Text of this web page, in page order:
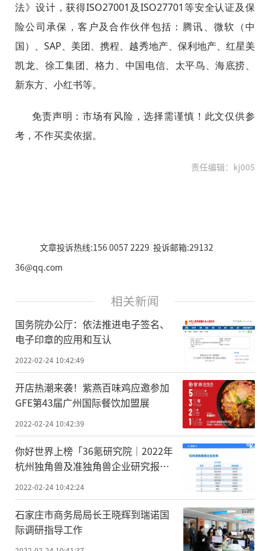
法》设计，获得ISO27001及ISO27701等安全认证及保
险公司承保，客户及合作伙伴包括：腾讯、微软（中
国）、SAP、美团、携程、越秀地产、保利地产、红星美
凯龙、徐工集团、格力、中国电信、太平鸟、海底捞、
新东方、小红书等。
免责声明：市场有风险，选择需谨慎！此文仅供参
考，不作买卖依据。
责任编辑：kj005
文章投诉热线:156 0057 2229 投诉邮箱:29132
36@qq.com
相关新闻
国务院办公厅：依法推进电子签名、
电子印章的应用和互认
2022-02-24 10:42:49
开店热潮来袭！紫燕百味鸡应邀参加
GFE第43届广州国际餐饮加盟展
2022-02-24 10:42:39
你好世界上榜「36氪研究院｜2022年
杭州独角兽及准独角兽企业研究报
告」
2022-02-24 10:42:24
石家庄市商务局局长王晓辉到瑞诺国
际调研指导工作